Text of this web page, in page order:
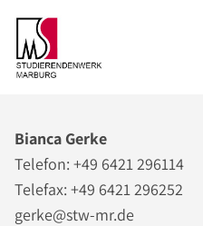
Bianca Gerke
Telefon: +49 6421 296114
Telefax: +49 6421 296252
gerke@stw-mr.de